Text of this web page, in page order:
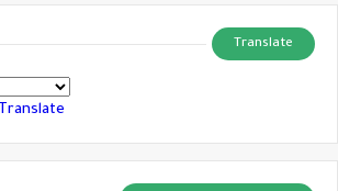
Translate
Translate